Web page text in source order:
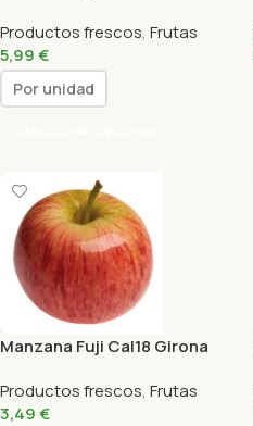
Productos frescos, Frutas
5,99€
Por unidad
Manzana Fuji Cal18 Girona
Productos frescos, Frutas
3,49€